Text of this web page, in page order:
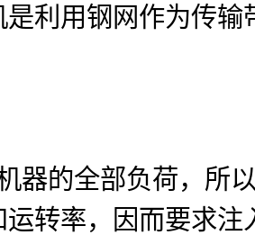
是利用钢网作为传
器的全部负荷，所
运转率，因而要求